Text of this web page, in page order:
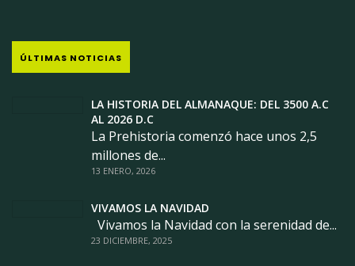
ÚLTIMAS NOTICIAS
LA HISTORIA DEL ALMANAQUE: DEL 3500 A.C
AL 2026 D.C
La Prehistoria comenzó hace unos 2,5
millones de...
13 ENERO, 2026
VIVAMOS LA NAVIDAD
Vivamos la Navidad con la serenidad de...
23 DICIEMBRE, 2025